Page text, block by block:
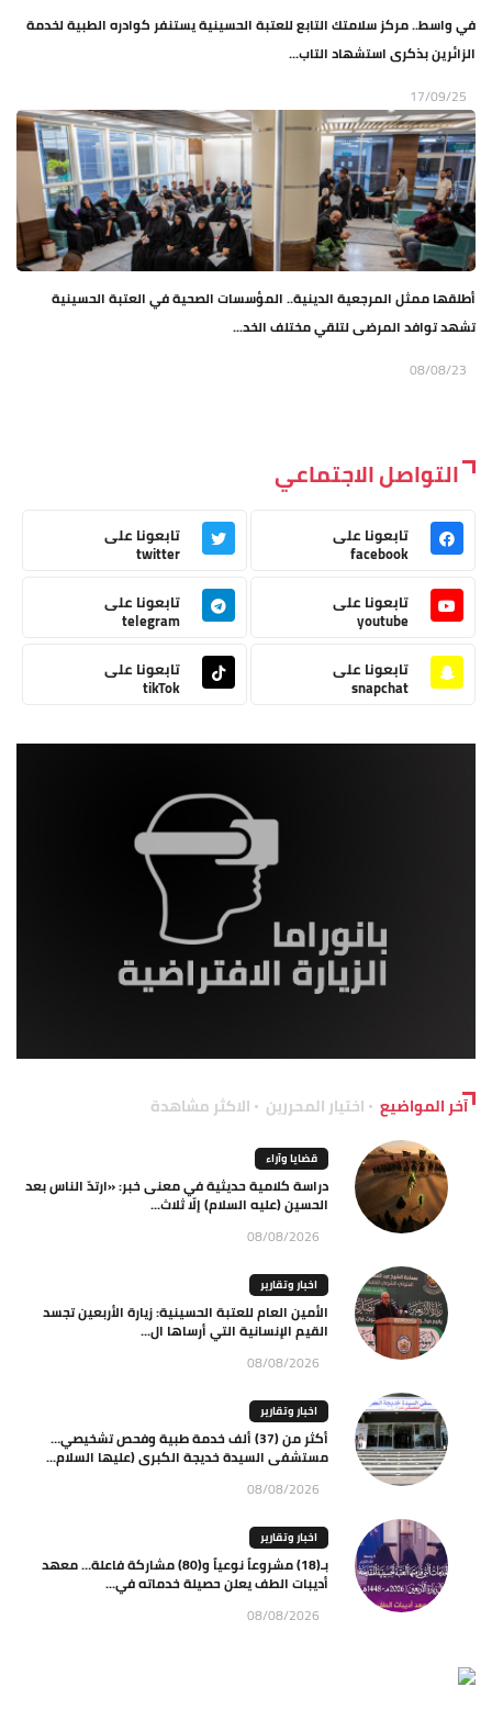
في واسط.. مركز سلامتك التابع للعتبة الحسينية يستنفر كوادره الطبية لخدمة
الزائرين بذكرى استشهاد التاب...
17/09/25
أطلقها ممثل المرجعية الدينية.. المؤسسات الصحية في العتبة الحسينية
تشهد توافد المرضى لتلقي مختلف الخد...
08/08/23
التواصل الاجتماعي
تابعونا على
facebook
تابعونا على
twitter
تابعونا على
youtube
تابعونا على
telegram
تابعونا على
snapchat
تابعونا على
tikTok
آخر المواضيع اختيار المحررين الاكثر مشاهدة
قضايا وآراء
دراسة كلامية حديثية في معنى خبر: «ارتدّ الناس بعد
الحسين (عليه السلام) إلّا ثلاث...
08/08/2026
اخبار وتقارير
الأمين العام للعتبة الحسينية: زيارة الأربعين تجسد
القيم الإنسانية التي أرساها ال...
08/08/2026
اخبار وتقارير
أكثر من (37) ألف خدمة طبية وفحص تشخيصي…
مستشفى السيدة خديجة الكبرى (عليها السلام...
08/08/2026
اخبار وتقارير
بـ(18) مشروعاً نوعياً و(80) مشاركة فاعلة… معهد
أديبات الطف يعلن حصيلة خدماته في...
08/08/2026